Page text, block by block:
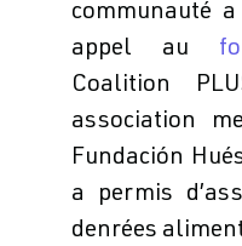
communauté
appel au
Coalition
association
Fundación
a permis
denrées